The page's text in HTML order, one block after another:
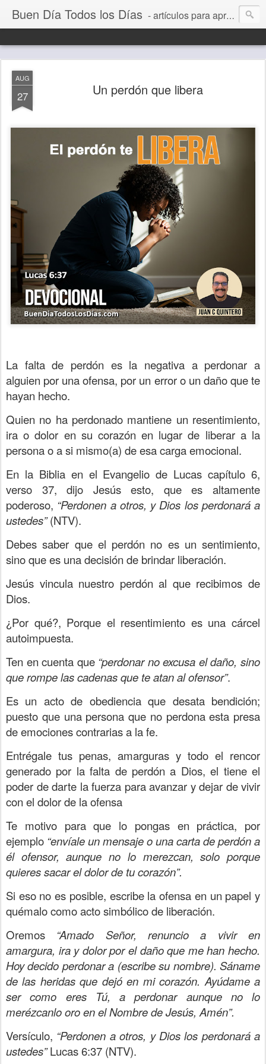
Buen Día Todos los Días - artículos para aprender a vivir mejor, un día a la vez. Por Juan C Quintero
AUG
27 Un perdón que libera
La falta de perdón es la negativa a perdonar a
alguien por una ofensa, por un error o un daño que te
hayan hecho.
Quien no ha perdonado mantiene un resentimiento,
ira o dolor en su corazón en lugar de liberar a la
persona o a si mismo(a) de esa carga emocional.
En la Biblia en el Evangelio de Lucas capítulo 6,
verso 37, dijo Jesús esto, que es altamente
poderoso, “Perdonen a otros, y Dios los perdonará a
ustedes”(NTV).
Debes saber que el perdón no es un sentimiento,
sino que es una decisión de brindar liberación.
Jesús vincula nuestro perdón al que recibimos de
Dios.
¿Por qué?, Porque el resentimiento es una cárcel
autoimpuesta.
Ten en cuenta que “perdonar no excusa el daño, sino
que rompe las cadenas que te atan al ofensor”.
Es un acto de obediencia que desata bendición;
puesto que una persona que no perdona esta presa
de emociones contrarias a la fe.
Entrégale tus penas, amarguras y todo el rencor
generado por la falta de perdón a Dios, el tiene el
poder de darte la fuerza para avanzar y dejar de vivir
con el dolor de la ofensa
Te motivo para que lo pongas en práctica, por
ejemplo “envíale un mensaje o una carta de perdón a
él ofensor, aunque no lo merezcan, solo porque
quieres sacar el dolor de tu corazón”.
Si eso no es posible, escribe la ofensa en un papel y
quémalo como acto simbólico de liberación.
Oremos “Amado Señor, renuncio a vivir en
amargura, ira y dolor por el daño que me han hecho.
Hoy decido perdonar a (escribe su nombre). Sáname
de las heridas que dejó en mi corazón. Ayúdame a
ser como eres Tú, a perdonar aunque no lo
merézcanlo oro en el Nombre de Jesús, Amén”.
Versículo, “Perdonen a otros, y Dios los perdonará a
ustedes”Lucas 6:37 (NTV).